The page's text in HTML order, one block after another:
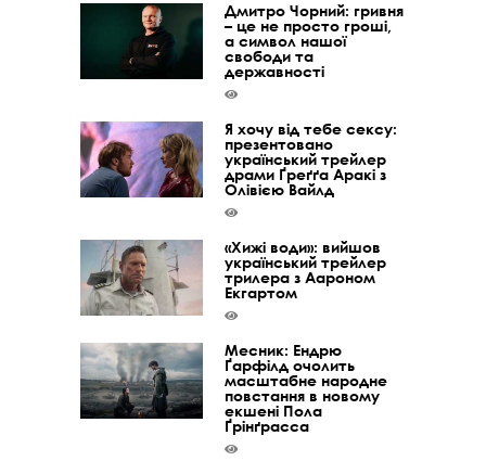
Дмитро Чорний: гривня
– це не просто гроші,
а символ нашої
свободи та
державності
Я хочу від тебе сексу:
презентовано
український трейлер
драми Ґреґґа Аракі з
Олівією Вайлд
«Хижі води»: вийшов
український трейлер
трилера з Аароном
Екгартом
Месник: Ендрю
Ґарфілд очолить
масштабне народне
повстання в новому
екшені Пола
Ґрінґрасса